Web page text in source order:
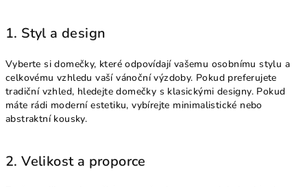
1. Styl a design
Vyberte si domečky, které odpovídají vašemu osobnímu stylu a
celkovému vzhledu vaší vánoční výzdoby. Pokud preferujete
tradiční vzhled, hledejte domečky s klasickými designy. Pokud
máte rádi moderní estetiku, vybírejte minimalistické nebo
abstraktní kousky.
2. Velikost a proporce